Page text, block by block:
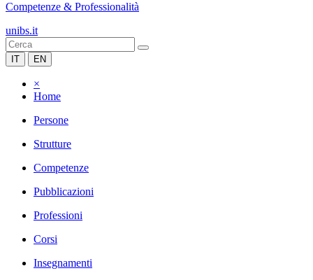
Competenze & Professionalità
unibs.it
IT EN
×
Home
Persone
Strutture
Competenze
Pubblicazioni
Professioni
Corsi
Insegnamenti